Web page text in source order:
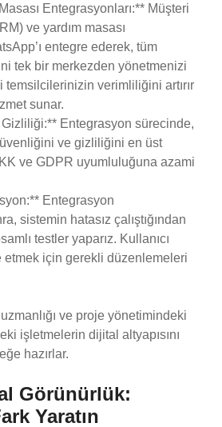
Entegrasyonları:** Müşteri
ve yardım masası
entegre ederek, tüm
tek bir merkezden yönetmenizi
temsilcilerinizin verimliliğini artırır
sunar.
Entegrasyon sürecinde,
ve gizliliğini en üst
ve GDPR uyumluluğuna azami
Entegrasyon
sistemin hatasız çalıştığından
testler yaparız. Kullanıcı
için gerekli düzenlemeleri
ve proje yönetimindeki
işletmelerin dijital altyapısını
hazırlar.
Görünürlük:
Yaratın